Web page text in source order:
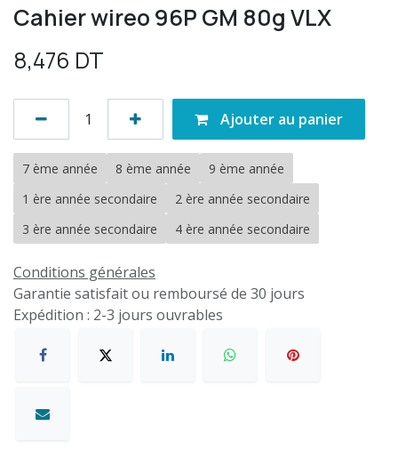
Cahier wireo 96P GM 80g VLX
8,476 DT
Ajouter au panier
7 ème année 8 ème année
9 ème année
1 ère année secondaire
2 ère année secondaire
3 ère année secondaire
4 ère année secondaire
Conditions générales
Garantie satisfait ou remboursé de 30 jours
Expédition : 2-3 jours ouvrables